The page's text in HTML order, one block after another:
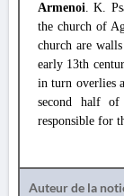
Armenoi. K.
the church of
church are
early 13th
in turn overlies
second half
responsible for
Auteur de la